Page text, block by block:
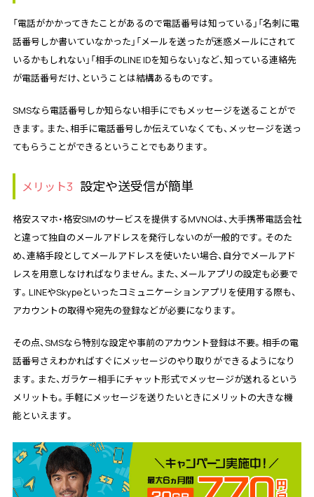
「電話がかかってきたことがあるので電話番号は知っている」「名刺に電
話番号しか書いていなかった」「メールを送ったが迷惑メールにされて
いるかもしれない」「相手のLINE IDを知らない」など、知っている連絡先
が電話番号だけ、ということは結構あるものです。
SMSなら電話番号しか知らない相手にでもメッセージを送ることがで
きます。また、相手に電話番号しか伝えていなくても、メッセージを送っ
てもらうことができるということでもあります。
メリット3 設定や送受信が簡単
格安スマホ・格安SIMのサービスを提供するMVNOは、大手携帯電話会社
と違って独自のメールアドレスを発行しないのが一般的です。そのた
め、連絡手段としてメールアドレスを使いたい場合、自分でメールアド
レスを用意しなければなりません。また、メールアプリの設定も必要で
す。LINEやSkypeといったコミュニケーションアプリを使用する際も、
アカウントの取得や宛先の登録などが必要になります。
その点、SMSなら特別な設定や事前のアカウント登録は不要。相手の電
話番号さえわかればすぐにメッセージのやり取りができるようになり
ます。また、ガラケー相手にチャット形式でメッセージが送れるという
メリットも。手軽にメッセージを送りたいときにメリットの大きな機
能といえます。